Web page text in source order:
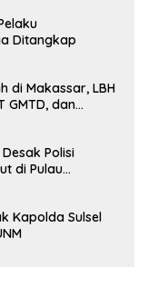
Ditangkap
di Makassar, LBH
GMTD, dan
Polisi
di Pulau
Kapolda Sulsel